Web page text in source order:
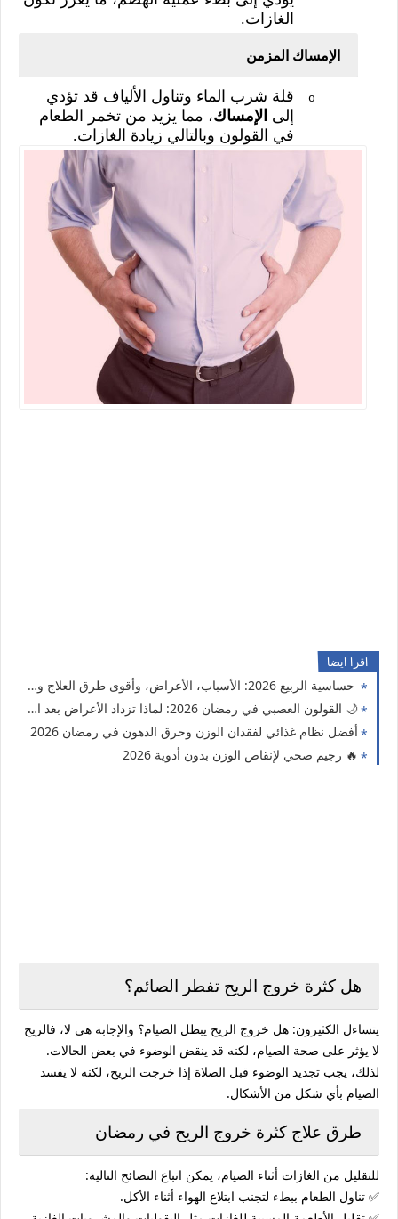
الغازات.
الإمساك المزمن
o
قلة شرب الماء وتناول الألياف قد تؤدي
إلى الإمساك، مما يزيد من تخمر الطعام
في القولون وبالتالي زيادة الغازات.
اقرا ايضا
حساسية الربيع 2026: الأسباب، الأعراض، وأقوى طرق العلاج والوقاية الطبيعية
🌙 القولون العصبي في رمضان 2026: لماذا تزداد الأعراض بعد الإفطار؟ الدليل الشامل للعلاج والتخفيف بدون أدوية
أفضل نظام غذائي لفقدان الوزن وحرق الدهون في رمضان 2026
🔥 رجيم صحي لإنقاص الوزن بدون أدوية 2026
هل كثرة خروج الريح تفطر الصائم؟
يتساءل الكثيرون: هل خروج الريح يبطل الصيام؟ والإجابة هي لا، فالريح
لا يؤثر على صحة الصيام، لكنه قد ينقض الوضوء في بعض الحالات.
لذلك، يجب تجديد الوضوء قبل الصلاة إذا خرجت الريح، لكنه لا يفسد
الصيام بأي شكل من الأشكال.
طرق علاج كثرة خروج الريح في رمضان
للتقليل من الغازات أثناء الصيام، يمكن اتباع النصائح التالية:
✅ تناول الطعام ببطء لتجنب ابتلاع الهواء أثناء الأكل.